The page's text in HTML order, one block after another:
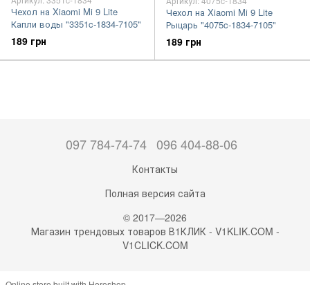
Чехол на Xiaomi Mi 9 Lite
Капли воды "3351c-1834-7105"
189 грн
Чехол на Xiaomi Mi 9 Lite
Рыцарь "4075c-1834-7105"
189 грн
097 784-74-74 096 404-88-06
Контакты
Полная версия сайта
© 2017—2026
Магазин трендовых товаров В1КЛИК - V1KLIK.COM -
V1CLICK.COM
Online store built with Horoshop